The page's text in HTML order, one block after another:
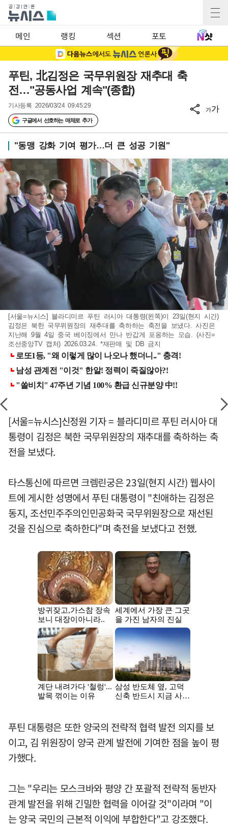
메인 랭킹 섹션 포토
푸틴, 北김정은 국무위원장 재추대 축
전…"공동사업 계속"(종합)
기사등록 2026/03/24 09:45:29
구글에서 선호하는 매체로 추가
가가
"동맹 강화 기여 평가…더 큰 성공 기원"
[서울=뉴시스] 블라디미르 푸틴 러시아 대통령(왼쪽)이 23일(현지 시간)
김정은 북한 국무위원장의 재추대를 축하하는 축전을 보냈다. 사진은
지난해 9월 4일 중국 베이징에서 만나 반갑게 포옹하는 모습. (사진=
조선중앙TV 캡처) 2026.03.24. *재판매 및 DB 금지
[서울=뉴시스]신정원 기자 = 블라디미르 푸틴 러시아 대
통령이 김정은 북한 국무위원장의 재추대를 축하하는 축
전을 보냈다.
타스통신에 따르면 크렘린궁은 23일(현지 시간) 웹사이
트에 게시한 성명에서 푸틴 대통령이 "친애하는 김정은
동지, 조선민주주의인민공화국 국무위원장으로 재선된
것을 진심으로 축하한다"며 축전을 보냈다고 전했.
푸틴 대통령은 또한 양국의 전략적 협력 발전 의지를 보
이고, 김 위원장이 양국 관계 발전에 기여한 점을 높이 평
가했다.
그는 "우리는 모스크바와 평양 간 포괄적 전략적 동반자
관계 발전을 위해 긴밀한 협력을 이어갈 것"이라며 "이
는 양국 국민의 근본적 이익에 부합한다"고 강조했다.